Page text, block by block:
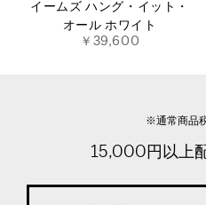
イームズ ハング・イット・
オール ホワイト
￥39,600
※通常商品
15,000円以上